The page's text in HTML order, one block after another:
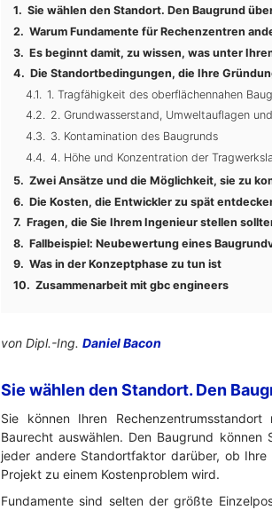
Sie wählen den Standort. Den Baugrund
Warum Fundamente für Rechenzentren
Es beginnt damit, zu wissen, was unter
Die Standortbedingungen, die Ihre
1. Tragfähigkeit des oberflächennahen
2. Grundwasserstand, Umweltauflagen
3. Kontamination des Baugrunds
4. Höhe und Konzentration der
Zwei Ansätze und die Möglichkeit, sie zu
Die Kosten, die Entwickler zu spät
Fragen, die Sie Ihrem Ingenieur stellen
Fallbeispiel: Neubewertung eines
Was in der Konzeptphase zu tun ist
Zusammenarbeit mit gbc engineers
von Dipl.-Ing. Daniel Bacon
Sie wählen den Standort. Den
Sie können Ihren
Baurecht auswählen. Den Baugrund
jeder andere Standortfaktor darüber, ob
Projekt zu einem Kostenproblem wird.
Fundamente sind selten der größte